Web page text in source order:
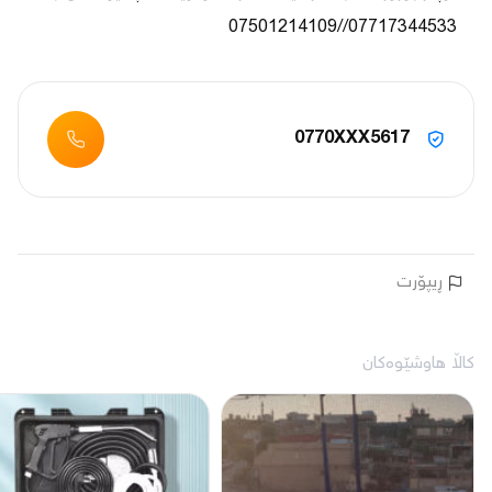
07717344533//07501214109
0770XXX5617
ڕیپۆرت
کاڵا هاوشێوەکان